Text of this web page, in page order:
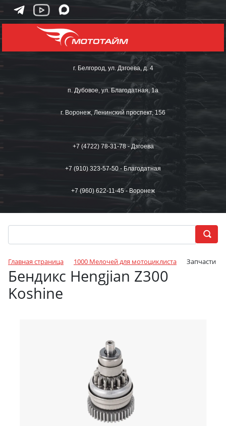
г. Белгород, ул. Дзгоева, д. 4
п. Дубовое, ул. Благодатная, 1а
г. Воронеж, Ленинский проспект, 156
+7 (4722) 78-31-78 - Дзгоева
+7 (910) 323-57-50 - Благодатная
+7 (960) 622-11-45 - Воронеж
Главная страница 1000 Мелочей для мотоциклиста Запчасти
Бендикс Hengjian Z300
Koshine